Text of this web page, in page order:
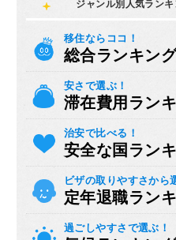
ジャンル別人気ラン
移住ならココ！
総合ランキング
安さで選ぶ！
滞在費用ラン
治安で比べる！
安全な国ラン
ビザの取りやすさから
定年退職ラン
過ごしやすさで選ぶ！